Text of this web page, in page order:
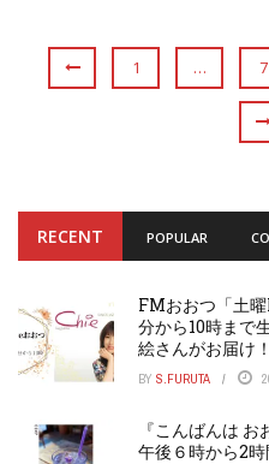
1 … 7
RECENT POPULAR
FMおおつ「土
分から10時まで
絵さんがお届け！
BY S.FURUTA
『こんばんは
午後６時から2時